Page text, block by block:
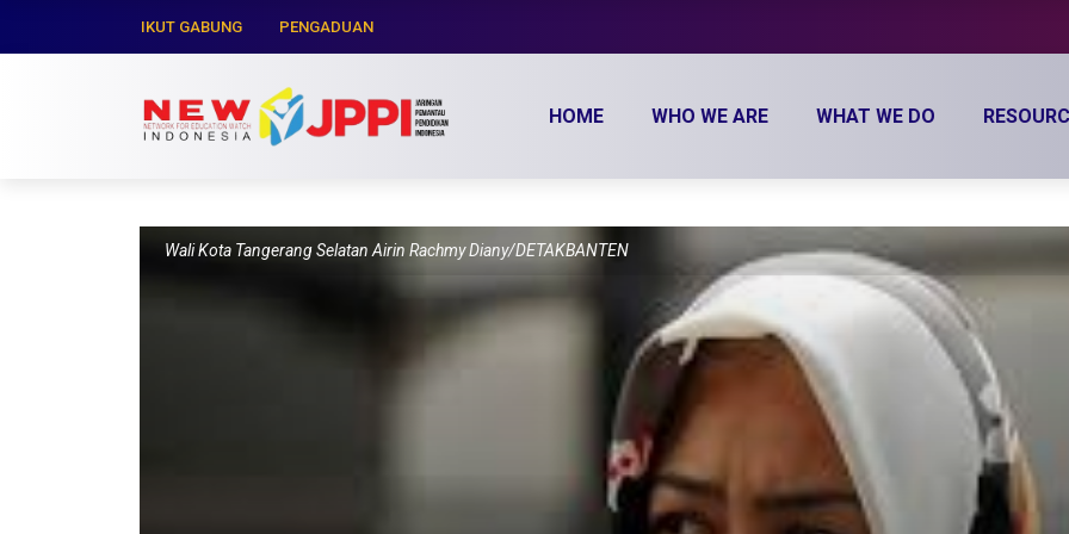
IKUT GABUNG PENGADUAN
HOME WHO WE ARE WHAT WE DO
Wali Kota Tangerang Selatan Airin Rachmy Diany/DETAKBANTEN